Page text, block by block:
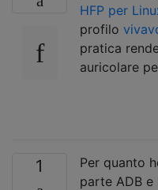
HFP per
profilo
pratica
auricolare
1
Per quanto
parte ADB